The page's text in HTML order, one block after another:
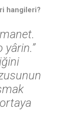
hangileri?